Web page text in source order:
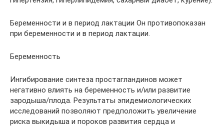
Беременности и в период лактации Он противопоказан
при беременности и в период лактации.
Беременность
Ингибирование синтеза простагландинов может
негативно влиять на беременность и/или развитие
зародыша/плода. Результаты эпидемиологических
исследований позволяют предположить увеличение
риска выкидыша и пороков развития сердца и